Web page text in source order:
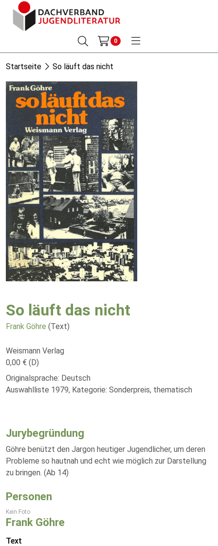
0
Startseite So läuft das nicht
So läuft das nicht
Frank Göhre (Text)
Weismann Verlag
0,00 € (D)
Originalsprache: Deutsch
Auswahlliste 1979, Kategorie: Sonderpreis, thematisch
Jurybegründung
Göhre benützt den Jargon heutiger Jugendlicher, um deren
Probleme so hautnah und echt wie möglich zur Darstellung
zu bringen. (Ab 14)
Personen
Kein Foto
Frank Göhre
Text